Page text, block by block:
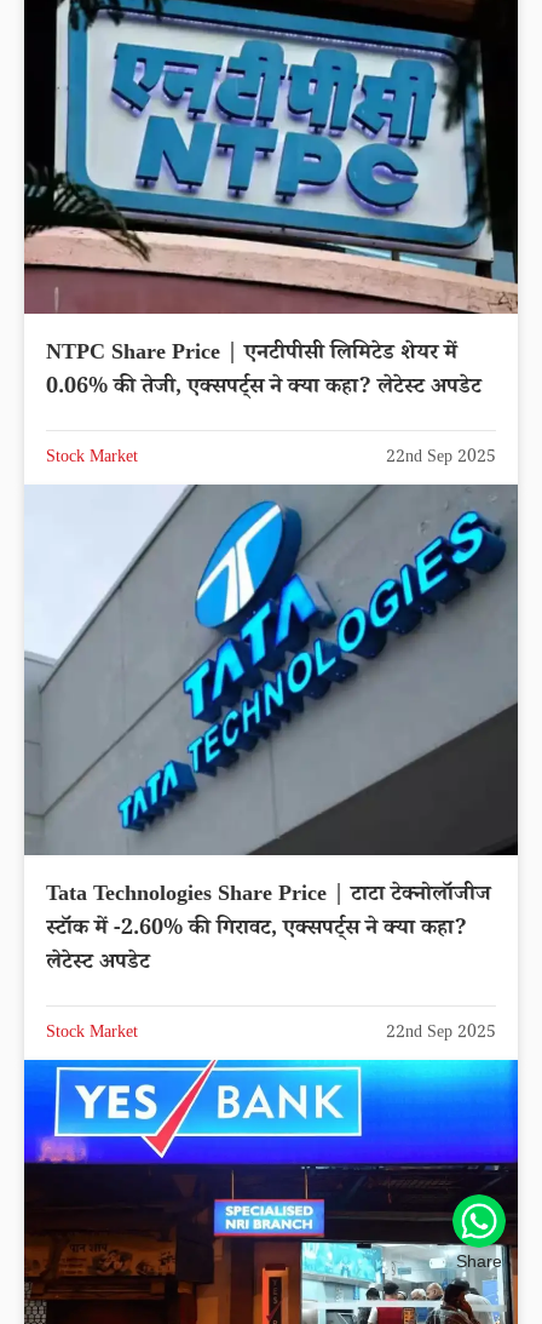
NTPC Share Price | एनटीपीसी लिमिटेड शेयर में
0.06% की तेजी, एक्सपर्ट्स ने क्या कहा? लेटेस्ट अपडेट
Stock Market 22nd Sep 2025
Tata Technologies Share Price | टाटा टेक्नोलॉजीज
स्टॉक में -2.60% की गिरावट, एक्सपर्ट्स ने क्या कहा?
लेटेस्ट अपडेट
Stock Market 22nd Sep 2025
Share